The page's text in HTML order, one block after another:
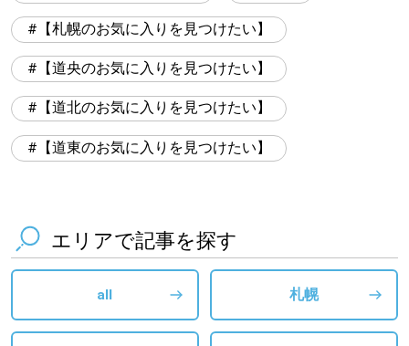
【札幌のお気に入りを見つけたい】
【道央のお気に入りを見つけたい】
【道北のお気に入りを見つけたい】
【道東のお気に入りを見つけたい】
エリアで記事を探す
all 札幌